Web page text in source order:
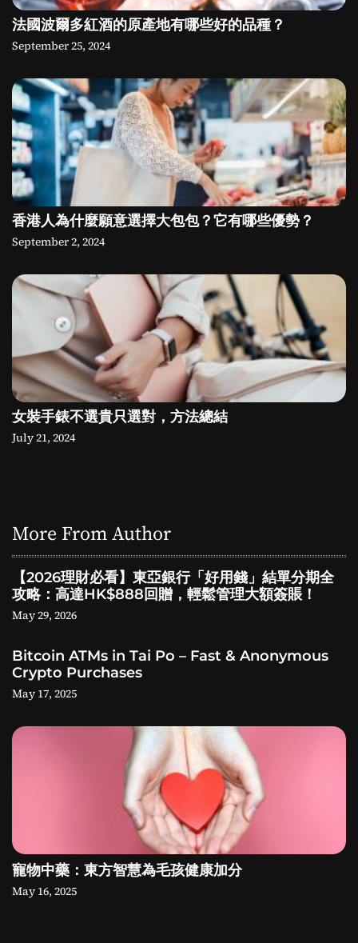
法國波爾多紅酒的原產地有哪些好的品種？
September 25, 2024
香港人為什麼願意選擇大包包？它有哪些優勢？
September 2, 2024
女裝手錶不選貴只選對，方法總結
July 21, 2024
More From Author
【2026理財必看】東亞銀行「好用錢」結單分期全
攻略：高達HK$888回贈，輕鬆管理大額簽賬！
May 29, 2026
Bitcoin ATMs in Tai Po – Fast & Anonymous
Crypto Purchases
May 17, 2025
寵物中藥：東方智慧為毛孩健康加分
May 16, 2025